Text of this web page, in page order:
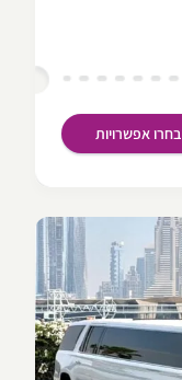
בחרו אפשרויות